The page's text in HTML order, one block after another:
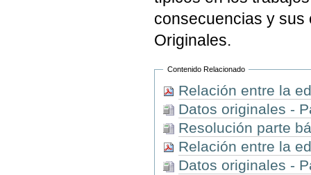
consecuencias y sus
Originales.
Contenido Relacionado
Relación entre la
Datos originales -
Resolución parte
Relación entre la
Datos originales -